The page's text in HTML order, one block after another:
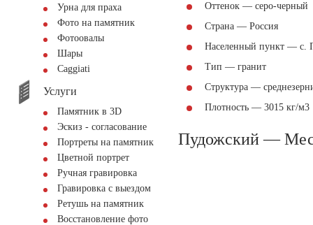
Урна для праха
Фото на памятник
Фотоовалы
Шары
Сaggiati
Услуги
Памятник в 3D
Эскиз - согласование
Портреты на памятник
Цветной портрет
Ручная гравировка
Гравировка с выездом
Ретушь на памятник
Восстановление фото
Оттенок — серо-черный
Страна — Россия
Населенный пункт — с.
Тип — гранит
Структура —
Плотность — 3015 кг/м3
Пудожский —